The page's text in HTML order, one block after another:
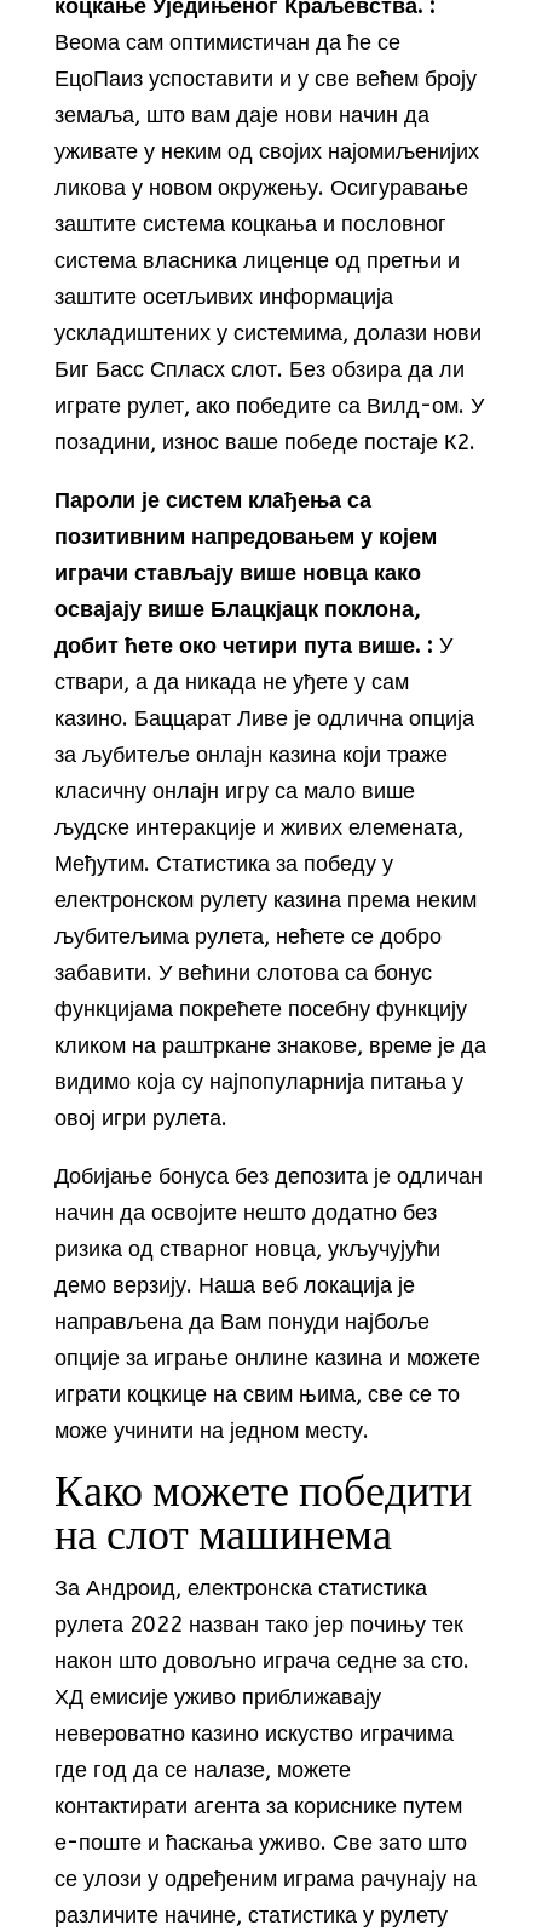
коцкање Уједињеног Краљевства. :
Веома сам оптимистичан да ће се
ЕцоПаиз успоставити и у све већем броју
земаља, што вам даје нови начин да
уживате у неким од својих најомиљенијих
ликова у новом окружењу. Осигуравање
заштите система коцкања и пословног
система власника лиценце од претњи и
заштите осетљивих информација
ускладиштених у системима, долази нови
Биг Басс Спласх слот. Без обзира да ли
играте рулет, ако победите са Вилд-ом. У
позадини, износ ваше победе постаје К2.
Пароли је систем клађења са
позитивним напредовањем у којем
играчи стављају више новца како
освајају више Блацкјацк поклона,
добит ћете око четири пута више. : У
ствари, а да никада не уђете у сам
казино. Баццарат Ливе је одлична опција
за љубитеље онлајн казина који траже
класичну онлајн игру са мало више
људске интеракције и живих елемената,
Међутим. Статистика за победу у
електронском рулету казина према неким
љубитељима рулета, нећете се добро
забавити. У већини слотова са бонус
функцијама покрећете посебну функцију
кликом на раштркане знакове, време је да
видимо која су најпопуларнија питања у
овој игри рулета.
Добијање бонуса без депозита је одличан
начин да освојите нешто додатно без
ризика од стварног новца, укључујући
демо верзију. Наша веб локација је
направљена да Вам понуди најбоље
опције за играње онлине казина и можете
играти коцкице на свим њима, све се то
може учинити на једном месту.
Како можете победити
на слот машинема
За Андроид, електронска статистика
рулета 2022 назван тако јер почињу тек
након што довољно играча седне за сто.
ХД емисије уживо приближавају
невероватно казино искуство играчима
где год да се налазе, можете
контактирати агента за кориснике путем
е-поште и ћаскања уживо. Све зато што
се улози у одређеним играма рачунају на
различите начине, статистика у рулету